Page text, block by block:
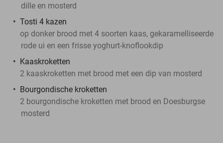
dille en mosterd
Tosti 4 kazen
op donker brood met 4 soorten kaas, gekaramelliseerde
rode ui en een frisse yoghurt-knoflookdip
Kaaskroketten
2 kaaskroketten met brood met een dip van mosterd
Bourgondische kroketten
2 bourgondische kroketten met brood en Doesburgse
mosterd